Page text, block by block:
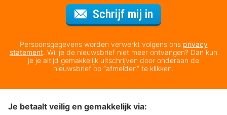
Schrijf mij in
Persoonsgegevens worden verwerkt volgens ons privacy
statement. Wil je de nieuwsbrief niet meer ontvangen? Dan kun
je je altijd gemakkelijk uitschrijven door onderaan de
nieuwsbrief op “afmelden” te klikken.
Je betaalt veilig en gemakkelijk via: